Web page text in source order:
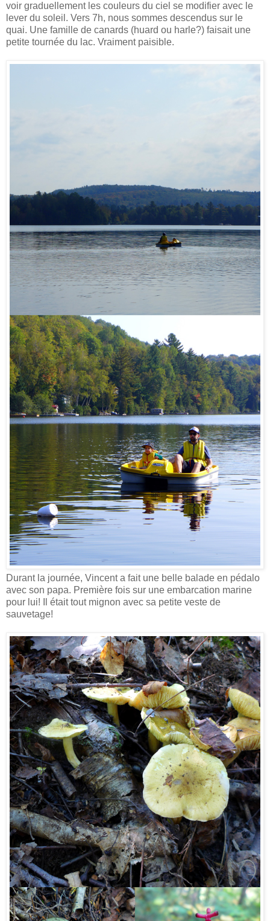
voir graduellement les couleurs du ciel se modifier avec le
lever du soleil. Vers 7h, nous sommes descendus sur le
quai. Une famille de canards (huard ou harle?) faisait une
petite tournée du lac. Vraiment paisible.
Durant la journée, Vincent a fait une belle balade en pédalo
avec son papa. Première fois sur une embarcation marine
pour lui! Il était tout mignon avec sa petite veste de
sauvetage!